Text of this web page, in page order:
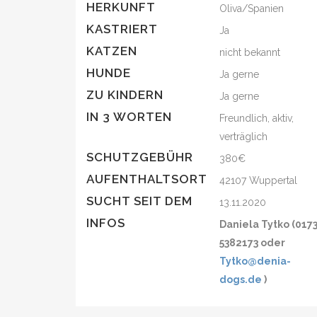
HERKUNFT Oliva/Spanien
KASTRIERT Ja
KATZEN nicht bekannt
HUNDE Ja gerne
ZU KINDERN Ja gerne
IN 3 WORTEN
Freundlich, aktiv,
verträglich
SCHUTZGEBÜHR 380€
AUFENTHALTSORT 42107 Wuppertal
SUCHT SEIT DEM 13.11.2020
INFOS
Daniela Tytko
5382173 oder
Tytko@denia-
dogs.de )